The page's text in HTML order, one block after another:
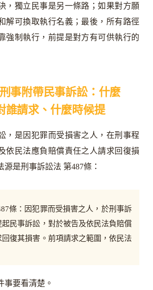
，獨立民事是另一條路；如果對方願
解可換取執行名義；最後，所有路徑
強制執行，前提是對方有可供執行的
事附帶民事訴訟：什麼
誰請求、什麼時候提
，是因犯罪而受損害之人，在刑事程
依民法應負賠償責任之人請求回復損
源是刑事訴訟法 第487條：
條：因犯罪而受損害之人，於刑事訴
民事訴訟，對於被告及依民法負賠償
復其損害。前項請求之範圍，依民法
事要看清楚。